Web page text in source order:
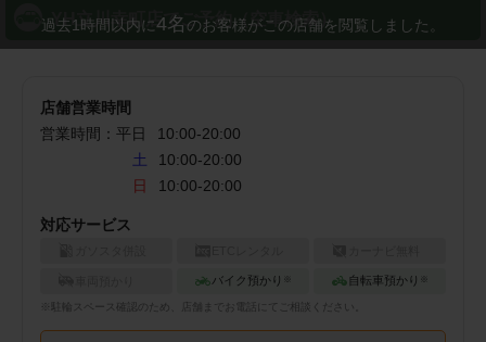
YH立川幸町店でご予約（空車検索）
店舗営業時間
営業時間： 平日 10:00-20:00
土
10:00-20:00
日
10:00-20:00
対応サービス
バイク預かり ※ 自転車預かり ※
※ スペース確認のため、店舗までお電話にてご相談ください。
過去1時間以内に4名 のお客様がこの店舗を閲覧しました。